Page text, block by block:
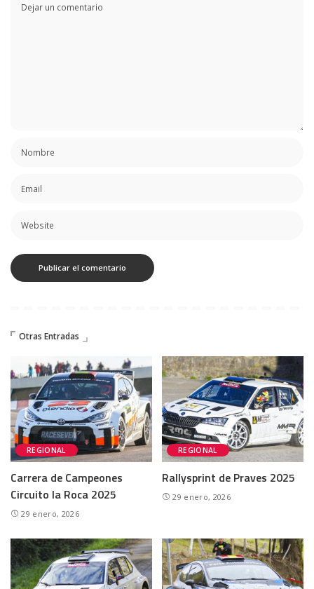
Otras Entradas
REGIONAL
Carrera de Campeones
Circuito la Roca 2025
29 enero, 2026
REGIONAL
Rallysprint de Praves 2025
29 enero, 2026